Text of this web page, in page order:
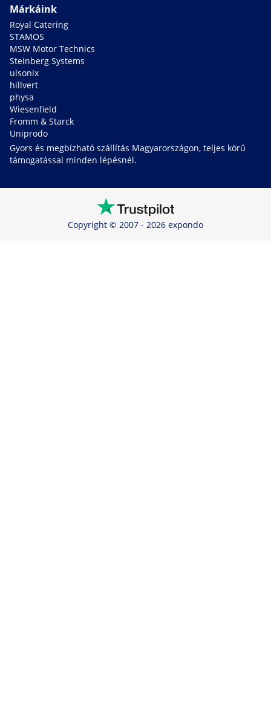
Márkáink
Royal Catering
STAMOS
MSW Motor Technics
Steinberg Systems
ulsonix
hillvert
physa
Wiesenfield
Fromm & Starck
Uniprodo
Gyors és megbízható szállítás Magyarországon, teljes körű
támogatással minden lépésnél.
Copyright © 2007 - 2026 expondo